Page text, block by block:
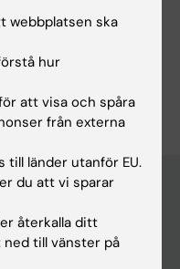
webbplatsen ska
hur
att visa och spåra
från externa
till länder utanför EU.
du att vi sparar
återkalla ditt
ned till vänster på